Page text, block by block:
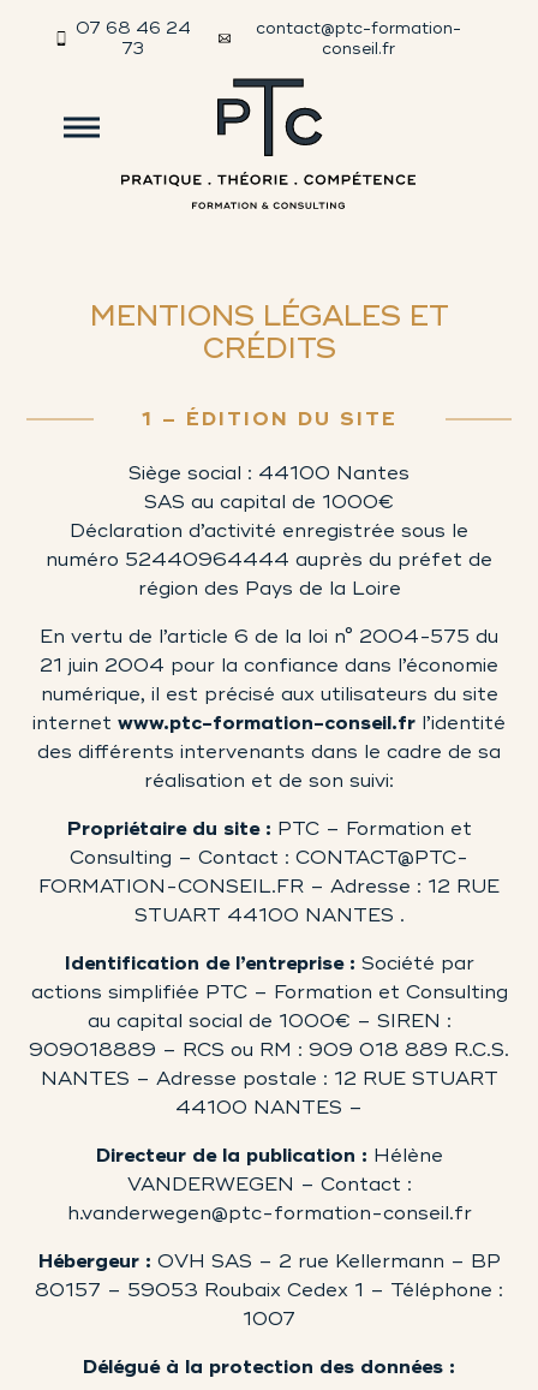
07 68 46 24
73
contact@ptc-formation-
conseil.fr
MENTIONS LÉGALES ET
CRÉDITS
1 – ÉDITION DU SITE
Siège social : 44100 Nantes
SAS au capital de 1000€
Déclaration d’activité enregistrée sous le
numéro 52440964444 auprès du préfet de
région des Pays de la Loire
En vertu de l’article 6 de la loi n° 2004-575 du
21 juin 2004 pour la confiance dans l’économie
numérique, il est précisé aux utilisateurs du site
internet www.ptc-formation-conseil.fr l’identité
des différents intervenants dans le cadre de sa
réalisation et de son suivi:
Propriétaire du site : PTC – Formation et
Consulting – Contact : CONTACT@PTC-
FORMATION-CONSEIL.FR – Adresse : 12 RUE
STUART 44100 NANTES .
Identification de l’entreprise : Société par
actions simplifiée PTC – Formation et Consulting
au capital social de 1000€ – SIREN :
909018889 – RCS ou RM : 909 018 889 R.C.S.
NANTES – Adresse postale : 12 RUE STUART
44100 NANTES –
Directeur de la publication : Hélène
VANDERWEGEN – Contact :
h.vanderwegen@ptc-formation-conseil.fr
Hébergeur : OVH SAS – 2 rue Kellermann – BP
80157 – 59053 Roubaix Cedex 1 – Téléphone :
1007
Délégué à la protection des données :